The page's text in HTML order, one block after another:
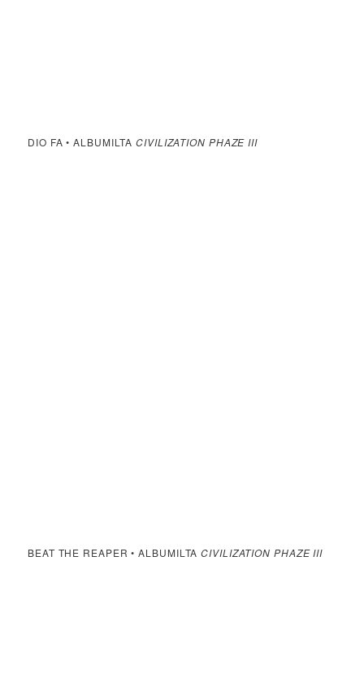
DIO FA • ALBUMILTACIVILIZATION PHAZE III
BEAT THE REAPER • ALBUMILTACIVILIZATION PHAZE III